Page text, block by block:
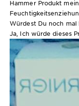
Hammer Produkt
Würdest Du noch mal
Ja, Ich würde dieses